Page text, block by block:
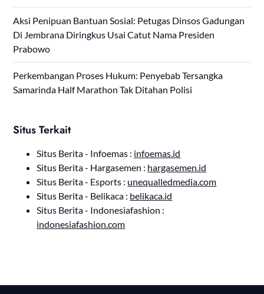
Aksi Penipuan Bantuan Sosial: Petugas Dinsos Gadungan
Di Jembrana Diringkus Usai Catut Nama Presiden
Prabowo
Perkembangan Proses Hukum: Penyebab Tersangka
Samarinda Half Marathon Tak Ditahan Polisi
Situs Terkait
Situs Berita - Infoemas : infoemas.id
Situs Berita - Hargasemen : hargasemen.id
Situs Berita - Esports : unequalledmedia.com
Situs Berita - Belikaca : belikaca.id
Situs Berita - Indonesiafashion :
indonesiafashion.com